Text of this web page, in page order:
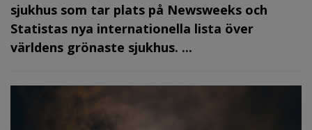
sjukhus som tar plats på Newsweeks och
Statistas nya internationella lista över
världens grönaste sjukhus. ...